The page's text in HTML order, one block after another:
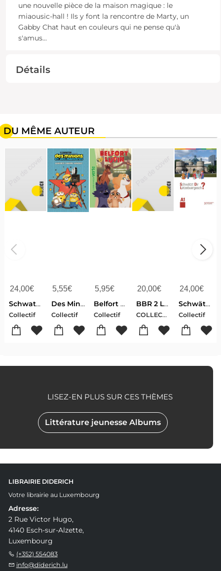
une nouvelle pièce de la maison magique : le
miaousic-hall ! Ils y font la rencontre de Marty, un
Gabby Chat haut en couleurs qui ne pense qu'à
s'amus...
Détails
DU MÊME AUTEUR
24,00€
Schwatzt dir letzebuergesch a2
Collectif
5,55€
Des Minions Et Des Monstres : Lumieres ! Camera ! Minions !
Collectif
5,95€
Belfort Et Lupin Tome 4 : Une Marmotte En Detresse
Collectif
20,00€
BBR 2 LIVRE NOUVELLE EDITION
COLLECTIF
24,00€
Schwätzt dir Lëtzebuergesch A1
Collectif
Littérature jeunesse Albums
LISEZ-EN PLUS SUR CES THÈMES
LIBRAIRIE DIDERICH
Votre librairie au Luxembourg
Adresse:
2 Rue Victor Hugo,
4140 Esch-sur-Alzette,
Luxembourg
(+352) 554083
info@diderich.lu